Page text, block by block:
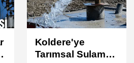
Manisa'da 1.200
Kınalı Keklik